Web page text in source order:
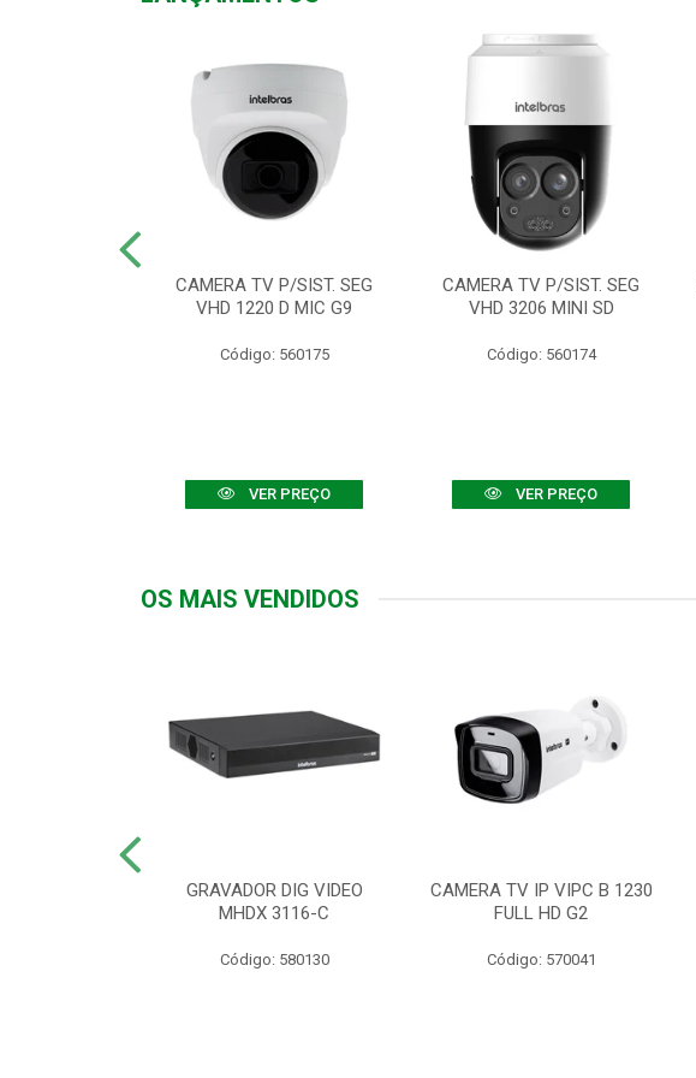
CAMERA TV P/SIST. SEG
VHD 1220 D MIC G9
Código: 560175
VER PREÇO
CAMERA TV P/SIST. SEG
VHD 3206 MINI SD
Código: 560174
VER PREÇO
OS MAIS VENDIDOS
GRAVADOR DIG VIDEO
MHDX 3116-C
Código: 580130
CAMERA TV IP VIPC B 1230
FULL HD G2
Código: 570041